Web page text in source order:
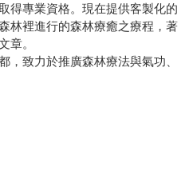
得專業資格。現在提供客製化的
林裡進行的森林療癒之療程，著
章。
，致力於推廣森林療法與氣功、